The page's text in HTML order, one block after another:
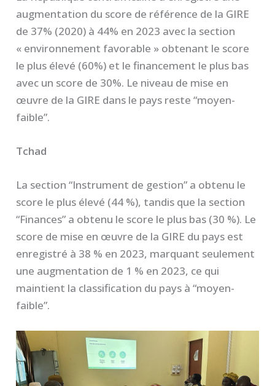
augmentation du score de référence de la GIRE
de 37% (2020) à 44% en 2023 avec la section
« environnement favorable » obtenant le score
le plus élevé (60%) et le financement le plus bas
avec un score de 30%. Le niveau de mise en
œuvre de la GIRE dans le pays reste “moyen-
faible”.
Tchad
La section “Instrument de gestion” a obtenu le
score le plus élevé (44 %), tandis que la section
“Finances” a obtenu le score le plus bas (30 %). Le
score de mise en œuvre de la GIRE du pays est
enregistré à 38 % en 2023, marquant seulement
une augmentation de 1 % en 2023, ce qui
maintient la classification du pays à “moyen-
faible”.